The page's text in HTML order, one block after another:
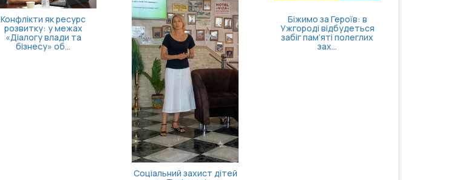
Конфлікти як ресурс
розвитку: у межах
«Діалогу влади та
бізнесу» об...
Соціальний захист дітей
Біжимо за Героїв: в
Ужгороді відбудеться
забіг пам’яті полеглих
зах...